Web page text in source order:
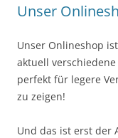
Unser
Unser Onlineshop
aktuell
perfekt für legere
zu zeigen!
Und das ist erst der